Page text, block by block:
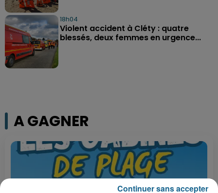
18h04
Violent accident à Cléty : quatre
blessés, deux femmes en urgence...
A GAGNER
Continuer sans accepter